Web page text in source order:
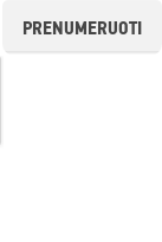
PRENUMERUOTI